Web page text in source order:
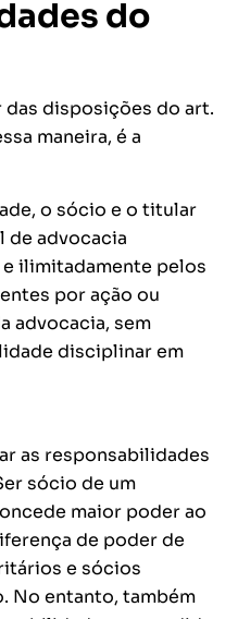
do
disposições do art.
maneira, é a
o sócio e o titular
de advocacia
ilimitadamente pelos
por ação ou
advocacia, sem
disciplinar em
as responsabilidades
sócio de um
maior poder ao
de poder de
e sócios
No entanto, também